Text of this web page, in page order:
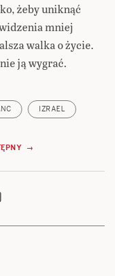
żeby uniknąć
mniej
walka o życie.
ją wygrać.
IZRAEL
→